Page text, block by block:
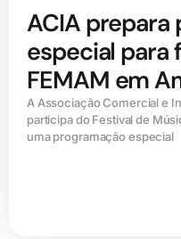
ACIA prepara
especial para
FEMAM em
A Associação Comercial e
participa do Festival de
uma programação especial